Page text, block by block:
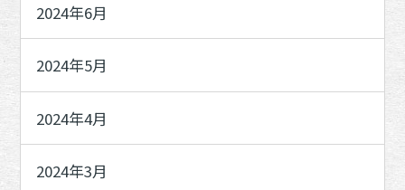
2024年6月
2024年5月
2024年4月
2024年3月